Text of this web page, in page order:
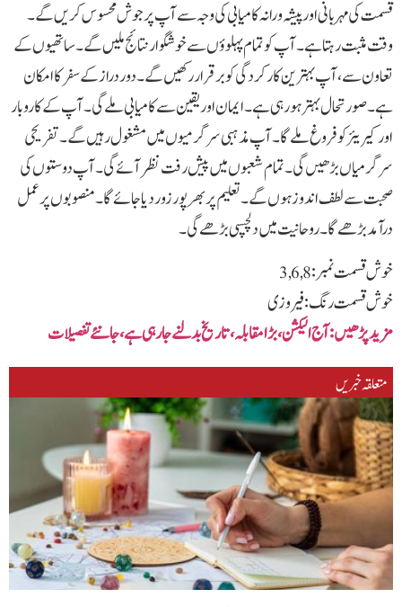
قسمت کی مہربانی اور پیشہ ورانہ کامیابی کی وجہ سے آپ پرجوش محسوس کریں گے۔
وقت مثبت رہتا ہے۔ آپ کو تمام پہلوؤں سے خوشگوار نتائج ملیں گے۔ ساتھیوں کے
تعاون سے، آپ بہترین کارکردگی کو برقرار رکھیں گے۔ دور دراز کے سفر کا امکان
ہے۔ صورتحال بہتر ہو رہی ہے۔ ایمان اور یقین سے کامیابی ملے گی۔ آپ کے کاروبار
اور کیریئر کو فروغ ملے گا۔ آپ مذہبی سرگرمیوں میں مشغول رہیں گے۔ تفریحی
سرگرمیاں بڑھیں گی۔ تمام شعبوں میں پیش رفت نظر آئے گی۔ آپ دوستوں کی
صحبت سے لطف اندوز ہوں گے۔ تعلیم پر بھرپور زور دیا جائے گا۔ منصوبوں پر عمل
درآمد بڑھے گا۔ روحانیت میں دلچسپی بڑھے گی۔
خوش قسمت نمبر: 3,6,8
خوش قسمت رنگ: فیروزی
مزید پڑھیں: آج الیکشن،بڑا مقابلہ، تاریخ بدلنے جا رہی ہے،جا نئے تفصیلات
متعلقہ خبریں